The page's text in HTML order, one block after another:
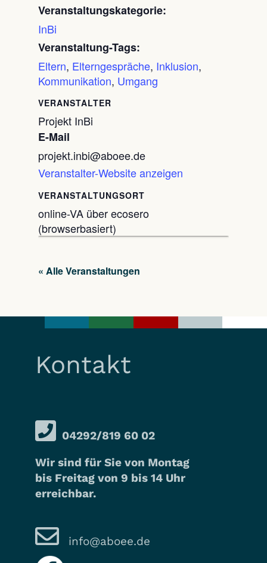
Veranstaltungskategorie:
InBi
Veranstaltung-Tags:
Eltern, Elterngespräche, Inklusion,
Kommunikation, Umgang
VERANSTALTUNGSORT
online-VA über ecosero
(browserbasiert)
VERANSTALTER
Projekt InBi
E-Mail
projekt.inbi@aboee.de
Veranstalter-Website anzeigen
« Alle Veranstaltungen
Kontakt
04292/819 60 02
Wir sind für Sie von Montag
bis Freitag von 9 bis 14 Uhr
erreichbar.
info@aboee.de